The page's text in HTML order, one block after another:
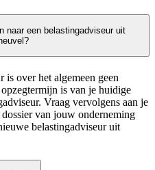
naar een belastingadviseur uit
is over het algemeen geen
is van je huidige
Vraag vervolgens aan je
van jouw onderneming
belastingadviseur uit